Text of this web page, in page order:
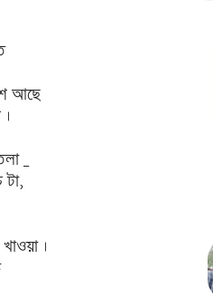
আছে
_
টা,
।